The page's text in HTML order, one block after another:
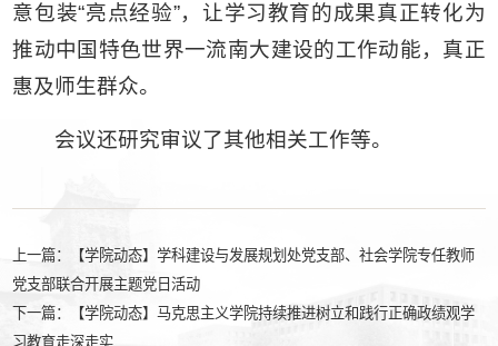
意包装“亮点经验”，让学习教育的成果真正转化为
推动中国特色世界一流南大建设的工作动能，真正
惠及师生群众。
会议还研究审议了其他相关工作等。
上一篇：
【学院动态】学科建设与发展规划处党支部、社会学院专任教师
党支部联合开展主题党日活动
下一篇：
【学院动态】马克思主义学院持续推进树立和践行正确政绩观学
习教育走深走实